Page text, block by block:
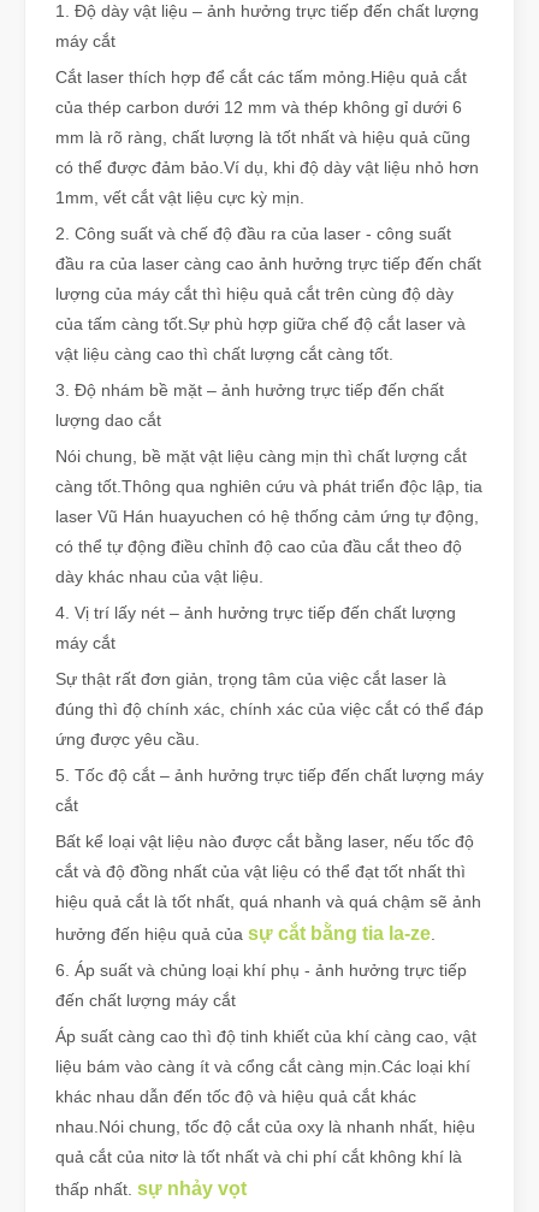
1. Độ dày vật liệu – ảnh hưởng trực tiếp đến chất lượng
máy cắt
Cắt laser thích hợp để cắt các tấm mỏng.Hiệu quả cắt
của thép carbon dưới 12 mm và thép không gỉ dưới 6
mm là rõ ràng, chất lượng là tốt nhất và hiệu quả cũng
có thể được đảm bảo.Ví dụ, khi độ dày vật liệu nhỏ hơn
1mm, vết cắt vật liệu cực kỳ mịn.
2. Công suất và chế độ đầu ra của laser - công suất
đầu ra của laser càng cao ảnh hưởng trực tiếp đến chất
lượng của máy cắt thì hiệu quả cắt trên cùng độ dày
của tấm càng tốt.Sự phù hợp giữa chế độ cắt laser và
vật liệu càng cao thì chất lượng cắt càng tốt.
3. Độ nhám bề mặt – ảnh hưởng trực tiếp đến chất
lượng dao cắt
Nói chung, bề mặt vật liệu càng mịn thì chất lượng cắt
càng tốt.Thông qua nghiên cứu và phát triển độc lập, tia
laser Vũ Hán huayuchen có hệ thống cảm ứng tự động,
có thể tự động điều chỉnh độ cao của đầu cắt theo độ
dày khác nhau của vật liệu.
4. Vị trí lấy nét – ảnh hưởng trực tiếp đến chất lượng
máy cắt
Sự thật rất đơn giản, trọng tâm của việc cắt laser là
đúng thì độ chính xác, chính xác của việc cắt có thể đáp
ứng được yêu cầu.
5. Tốc độ cắt – ảnh hưởng trực tiếp đến chất lượng máy
cắt
Bất kể loại vật liệu nào được cắt bằng laser, nếu tốc độ
cắt và độ đồng nhất của vật liệu có thể đạt tốt nhất thì
hiệu quả cắt là tốt nhất, quá nhanh và quá chậm sẽ ảnh
hưởng đến hiệu quả của sự cắt bằng tia la-ze
6. Áp suất và chủng loại khí phụ - ảnh hưởng trực tiếp
đến chất lượng máy cắt
Áp suất càng cao thì độ tinh khiết của khí càng cao, vật
liệu bám vào càng ít và cổng cắt càng mịn.Các loại khí
khác nhau dẫn đến tốc độ và hiệu quả cắt khác
nhau.Nói chung, tốc độ cắt của oxy là nhanh nhất, hiệu
quả cắt của nitơ là tốt nhất và chi phí cắt không khí là
thấp nhất. sự nhảy vọt